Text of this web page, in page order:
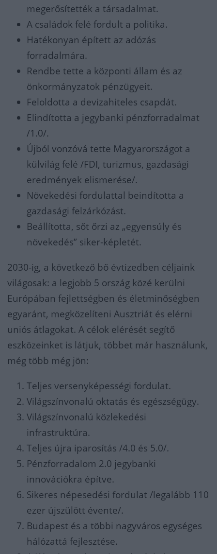
megerősítették a társadalmat.
A családok felé fordult a politika.
Hatékonyan épített az adózás
forradalmára.
Rendbe tette a központi állam és az
önkormányzatok pénzügyeit.
Feloldotta a devizahiteles csapdát.
Elindította a jegybanki pénzforradalmat
/1.0/.
Újból vonzóvá tette Magyarországot a
külvilág felé /FDI, turizmus, gazdasági
eredmények elismerése/.
Növekedési fordulattal beindította a
gazdasági felzárkózást.
Beállította, sőt őrzi az „egyensúly és
növekedés” siker-képletét.
2030-ig, a következő bő évtizedben céljaink
világosak: a legjobb 5 ország közé kerülni
Európában fejlettségben és életminőségben
egyaránt, megközelíteni Ausztriát és elérni
uniós átlagokat. A célok elérését segítő
eszközeinket is látjuk, többet már használunk,
még több még jön:
Teljes versenyképességi fordulat.
Világszínvonalú oktatás és egészségügy.
Világszínvonalú közlekedési
infrastruktúra.
Teljes újra iparosítás /4.0 és 5.0/.
Pénzforradalom 2.0 jegybanki
innovációkra építve.
Sikeres népesedési fordulat /legalább 110
ezer újszülött évente/.
Budapest és a többi nagyváros egységes
hálózattá fejlesztése.